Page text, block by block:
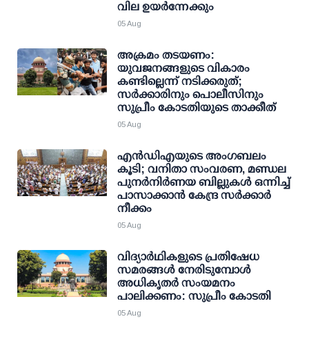
വില ഉയര്‍ന്നേക്കും
05 Aug
അക്രമം തടയണം:
യുവജനങ്ങളുടെ വികാരം
കണ്ടില്ലെന്ന് നടിക്കരുത്;
സര്‍ക്കാരിനും പൊലീസിനും
സുപ്രീം കോടതിയുടെ താക്കീത്
05 Aug
എന്‍ഡിഎയുടെ അംഗബലം
കൂടി; വനിതാ സംവരണ, മണ്ഡല
പുനര്‍നിര്‍ണയ ബില്ലുകള്‍ ഒന്നിച്ച്
പാസാക്കാന്‍ കേന്ദ്ര സര്‍ക്കാര്‍
നീക്കം
05 Aug
വിദ്യാര്‍ഥികളുടെ പ്രതിഷേധ
സമരങ്ങള്‍ നേരിടുമ്പോള്‍
അധികൃതര്‍ സംയമനം
പാലിക്കണം: സുപ്രീം കോടതി
05 Aug